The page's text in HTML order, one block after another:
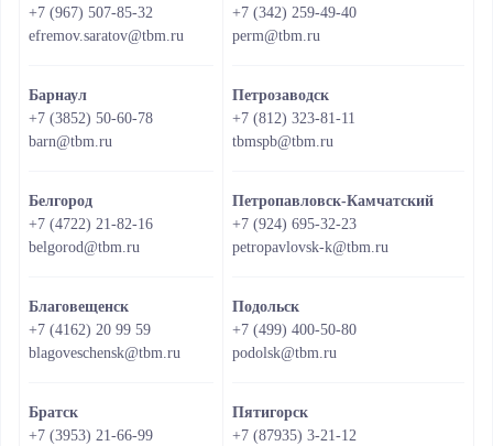
+7 (967) 507-85-32
efremov.saratov@tbm.ru
Барнаул
+7 (3852) 50-60-78
barn@tbm.ru
Белгород
+7 (4722) 21-82-16
belgorod@tbm.ru
Благовещенск
+7 (4162) 20 99 59
blagoveschensk@tbm.ru
Братск
+7 (3953) 21-66-99
+7 (342) 259-49-40
perm@tbm.ru
Петрозаводск
+7 (812) 323-81-11
tbmspb@tbm.ru
Петропавловск-Камчатский
+7 (924) 695-32-23
petropavlovsk-k@tbm.ru
Подольск
+7 (499) 400-50-80
podolsk@tbm.ru
Пятигорск
+7 (87935) 3-21-12